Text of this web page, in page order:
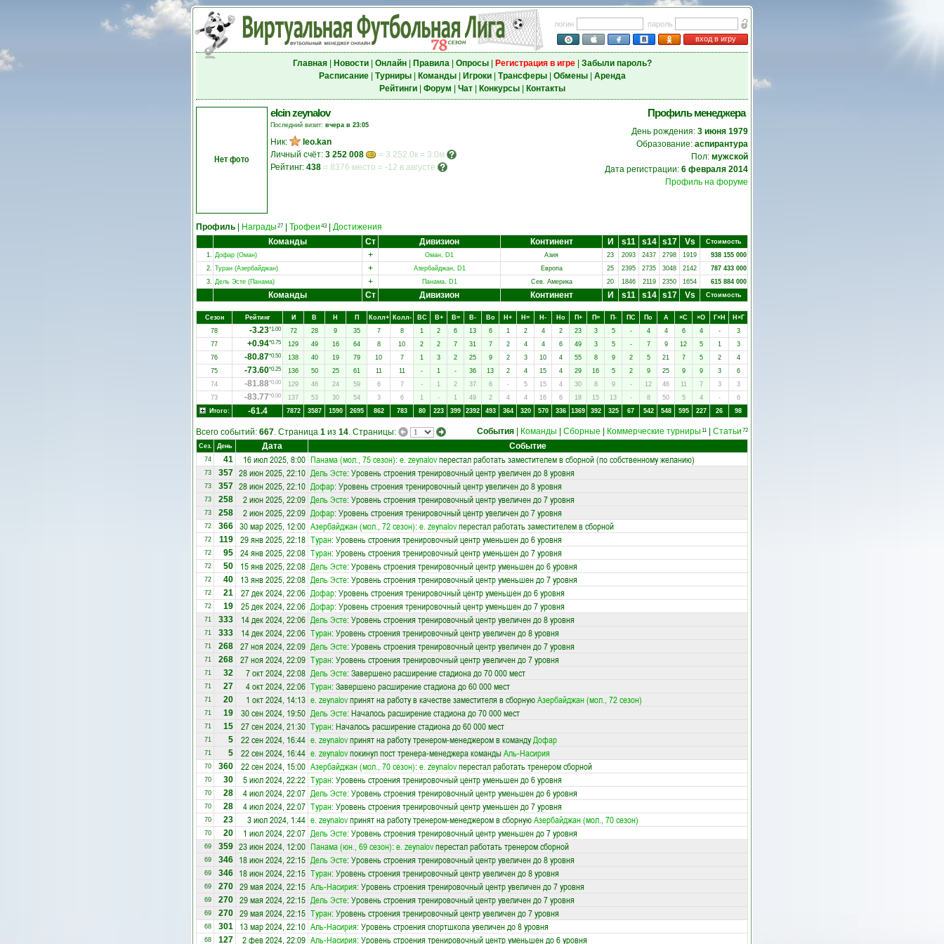
логин
пароль
вход в игру
Главная| Новости| Онлайн| Правила| Опросы| Регистрация в игре| Забыли пароль?
Расписание| Турниры| Команды| Игроки| Трансферы| Обмены| Аренда
Рейтинги| Форум Чат| Конкурсы| Контакты
Нет фото
elcin zeynalov
Последний визит: вчера в 23:05
Ник:
leo.kan
Личный счёт: 3 252 008
= 3 252.0к = 3.0м
Рейтинг: 438 = 8376 место = -12 в августе
Профиль менеджера
День рождения: 3 июня 1979
Образование: аспирантура
Пол: мужской
Дата регистрации: 6 февраля 2014
Профиль на форуме
Профиль Награды 27 Трофеи 43
Достижения
Команды
Ст Дивизион Континент И s11 s14 s17 Vs
Стоимость
1. Дофар (Оман) + Оман, D1 Азия 23 2093 2437 2798 1919
938 155 000
2. Туран (Азербайджан) + Азербайджан, D1 Европа 25 2395 2735 3048 2142
787 433 000
3. Дель Эсте (Панама) + Панама, D1 Сев. Америка 20 1846 2119 2350 1654 615 884 000
Команды Ст Дивизион Континент И s11 s14 s17 Vs Стоимость
Сезон Рейтинг И В Н П Колл+ Колл- ВC В+ В= В- Вo Н+ Н= Н- Нo П+ П= П- ПC Пo А ×C ×O Г×Н
Н×Г
78
-3.23*1.00 72 28 9 35 7 8 1 2 6 13 6 1 2 4 2 23 3 5 - 4 4 6 4 -
3
77
+0.94*0.75 129 49 16 64 8 10 2 2 7 31 7 2 4 4 6 49 3 5 - 7 9 12 5 1
3
76
-80.87*0.50 138 40 19 79 10 7 1 3 2 25 9 2 3 10 4 55 8 9 2 5 21 7 5 2
4
75
-73.60*0.25 136 50 25 61 11 11 - 1 - 36 13 2 4 15 4 29 16 5 2 9 25 9 9 3
6
74
-81.88*0.00 129 46 24 59 6 7 - 1 2 37 6 - 5 15 4 30 8 9 - 12 46 11 7 3
3
73
-83.77*0.00 137 53 30 54 3 6 1 - 1 49 2 4 4 16 6 18 15 13 - 8 50 5 4 -
6
Итого:
-61.4 7872 3587 1590 2695 862 783 80 223 399 2392 493 364 320 570 336 1369 392 325 67 542 548 595 227 26 98
Всего событий: 667. Страница 1 из 14. Страницы: События Команды Сборные Коммерческие турниры 11 Статьи 72
Сез. День Дата Событие
74 41 16 июл 2025, 8:00 Панама (мол., 75 сезон): e. zeynalovперестал работать заместителем в сборной (по собственному желанию)
73 357 28 июн 2025, 22:10 Дель Эсте: Уровень строения тренировочный центр увеличен до 8 уровня
73 357 28 июн 2025, 22:10 Дофар: Уровень строения тренировочный центр увеличен до 8 уровня
73 258 2 июн 2025, 22:09 Дель Эсте: Уровень строения тренировочный центр увеличен до 7 уровня
73 258 2 июн 2025, 22:09 Дофар: Уровень строения тренировочный центр увеличен до 7 уровня
72 366 30 мар 2025, 12:00 Азербайджан (мол., 72 сезон): e. zeynalovперестал работать заместителем в сборной
72 119 29 янв 2025, 22:18 Туран: Уровень строения тренировочный центр уменьшен до 6 уровня
72 95 24 янв 2025, 22:08 Туран: Уровень строения тренировочный центр уменьшен до 7 уровня
72 50 15 янв 2025, 22:08 Дель Эсте: Уровень строения тренировочный центр уменьшен до 6 уровня
72 40 13 янв 2025, 22:08 Дель Эсте: Уровень строения тренировочный центр уменьшен до 7 уровня
72 21 27 дек 2024, 22:06 Дофар: Уровень строения тренировочный центр уменьшен до 6 уровня
72 19 25 дек 2024, 22:06 Дофар: Уровень строения тренировочный центр уменьшен до 7 уровня
71 333 14 дек 2024, 22:06 Дель Эсте: Уровень строения тренировочный центр увеличен до 8 уровня
71 333 14 дек 2024, 22:06 Туран: Уровень строения тренировочный центр увеличен до 8 уровня
71 268 27 ноя 2024, 22:09 Дель Эсте: Уровень строения тренировочный центр увеличен до 7 уровня
71 268 27 ноя 2024, 22:09 Туран: Уровень строения тренировочный центр увеличен до 7 уровня
71 32 7 окт 2024, 22:08 Дель Эсте: Завершено расширение стадиона до 70 000 мест
71 27 4 окт 2024, 22:06 Туран: Завершено расширение стадиона до 60 000 мест
71 20 1 окт 2024, 14:13 e. zeynalovпринят на работу в качестве заместителя в сборнуюАзербайджан (мол., 72 сезон)
71 19 30 сен 2024, 19:50 Дель Эсте: Началось расширение стадиона до 70 000 мест
71 15 27 сен 2024, 21:30 Туран: Началось расширение стадиона до 60 000 мест
71 5 22 сен 2024, 16:44 e. zeynalovпринят на работу тренером-менеджером в командуДофар
71 5 22 сен 2024, 16:44 e. zeynalovпокинул пост тренера-менеджера команды Аль-Насирия
70 360 22 сен 2024, 15:00 Азербайджан (мол., 70 сезон): e. zeynalovперестал работать тренером сборной
70 30 5 июл 2024, 22:22 Туран: Уровень строения тренировочный центр уменьшен до 6 уровня
70 28 4 июл 2024, 22:07 Дель Эсте: Уровень строения тренировочный центр уменьшен до 6 уровня
70 28 4 июл 2024, 22:07 Туран: Уровень строения тренировочный центр уменьшен до 7 уровня
70 23 3 июл 2024, 1:44 e. zeynalovпринят на работу тренером-менеджером в сборнуюАзербайджан (мол., 70 сезон)
70 20 1 июл 2024, 22:07 Дель Эсте: Уровень строения тренировочный центр уменьшен до 7 уровня
69 359 23 июн 2024, 12:00 Панама (юн., 69 сезон): e. zeynalovперестал работать тренером сборной
69 346 18 июн 2024, 22:15 Дель Эсте: Уровень строения тренировочный центр увеличен до 8 уровня
69 346 18 июн 2024, 22:15 Туран: Уровень строения тренировочный центр увеличен до 8 уровня
69 270 29 мая 2024, 22:15 Аль-Насирия: Уровень строения тренировочный центр увеличен до 7 уровня
69 270 29 мая 2024, 22:15 Дель Эсте: Уровень строения тренировочный центр увеличен до 7 уровня
69 270 29 мая 2024, 22:15 Туран: Уровень строения тренировочный центр увеличен до 7 уровня
68 301 13 мар 2024, 22:10 Аль-Насирия: Уровень строения спортшкола увеличен до 8 уровня
68 127 2 фев 2024, 22:09 Аль-Насирия: Уровень строения тренировочный центр уменьшен до 6 уровня